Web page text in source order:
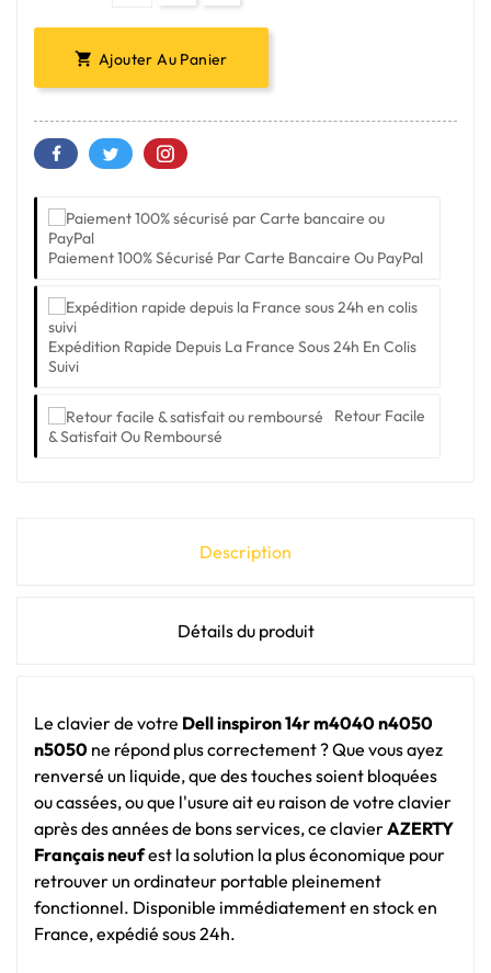
 Ajouter Au Panier
Paiement 100% Sécurisé Par Carte Bancaire Ou PayPal
Expédition Rapide Depuis La France Sous 24h En Colis
Suivi
Retour Facile
& Satisfait Ou Remboursé
Description
Détails du produit
Le clavier de votre Dell inspiron 14r m4040 n4050
n5050 ne répond plus correctement ? Que vous ayez
renversé un liquide, que des touches soient bloquées
ou cassées, ou que l'usure ait eu raison de votre clavier
après des années de bons services, ce clavierAZERTY
Français neufest la solution la plus économique pour
retrouver un ordinateur portable pleinement
fonctionnel. Disponible immédiatement en stock en
France, expédié sous 24h.